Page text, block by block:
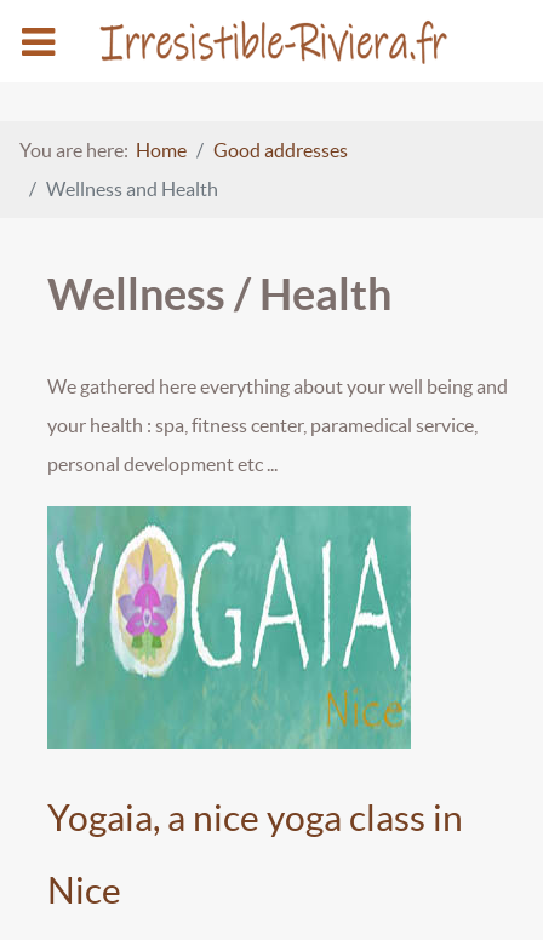
You are here: Home
Good addresses
Wellness and Health
Wellness / Health
We gathered here everything about your well being and
your health : spa, fitness center, paramedical service,
personal development etc ...
Yogaia, a nice yoga class in
Nice